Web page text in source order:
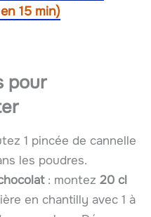
15 min)
pour
1 pincée de cannelle
les poudres.
: montez 20 cl
en chantilly avec 1 à